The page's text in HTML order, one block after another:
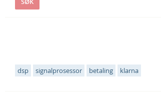
dsp signalprosessor betaling klarna